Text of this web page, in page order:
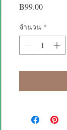
฿99.00ราคา
จำนวน *